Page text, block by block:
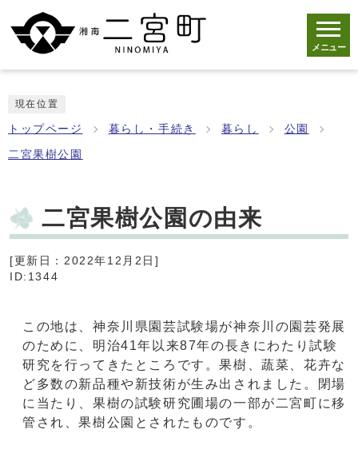
メニュー
現在位置
トップページ 暮らし・手続き 暮らし 公園
二宮果樹公園
二宮果樹公園の由来
[更新日：2022年12月2日]
ID:1344
この地は、神奈川県園芸試験場が神奈川の園芸発展
のために、明治41年以来87年の長きにわたり試験
研究を行ってきたところです。果樹、蔬菜、花卉な
ど多数の新品種や新技術が生み出されました。閉場
に当たり、果樹の試験研究圃場の一部が二宮町に移
管され、果樹公園とされたものです。